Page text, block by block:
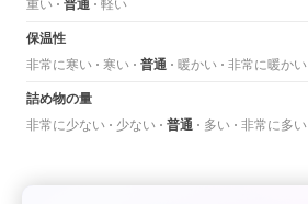
重い
普通 軽い
保温性
非常に寒い
寒い 普通 暖かい 非常に暖かい
詰め物の量
非常に少ない
少ない 普通 多い 非常に多い